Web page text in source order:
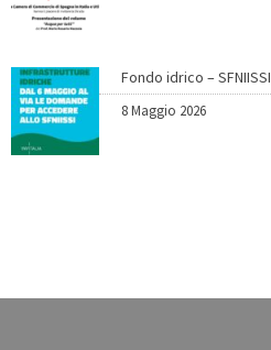
Fondo idrico – SFNIISSI
8 Maggio 2026